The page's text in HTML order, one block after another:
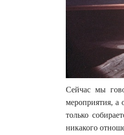
Сейчас мы
мероприятия, а
только
никакого